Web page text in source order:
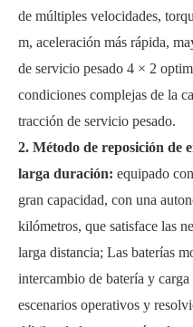
de múltiples velocidades,
m, aceleración más rápida,
de servicio pesado 4 × 2
condiciones complejas de la
tracción de servicio pesado.
2. Método de reposición de
larga duración: equipado
gran capacidad, con una
kilómetros, que satisface las
larga distancia; Las baterías
intercambio de batería y
escenarios operativos y